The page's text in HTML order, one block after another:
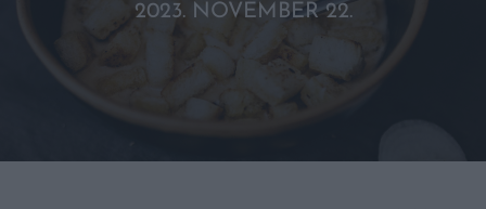
2023. NOVEMBER 22.